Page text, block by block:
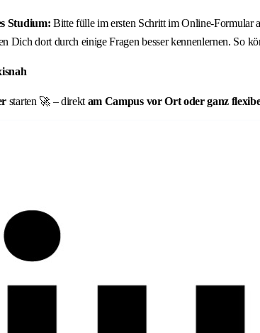
Studium: Bitte fülle im ersten Schritt im Online-Formular
Dich dort durch einige Fragen besser kennenlernen. So
starten 🚀 – direkt am Campus vor Ort oder ganz